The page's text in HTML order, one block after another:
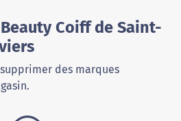
Coiff de Saint-
des marques